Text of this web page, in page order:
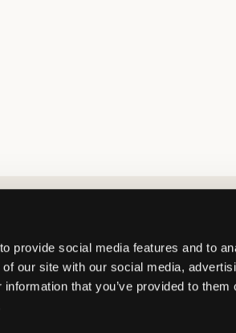
provide social media features and to
our site with our social media,
that you’ve provided to them